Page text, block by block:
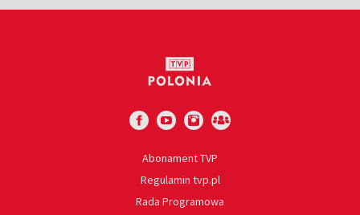
Abonament TVP
Regulamin tvp.pl
Rada Programowa